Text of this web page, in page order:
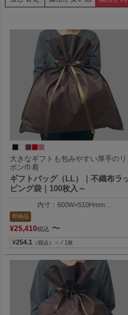
大きなギフトも包みやすい厚手のリ
ボン巾着
ギフトバッグ（LL）｜不織布ラ
ピング袋｜100枚入～
内寸：600W×510Hmm
即納品
¥25,410税込 〜
¥254.1 （税込）～ ⁄ 1枚